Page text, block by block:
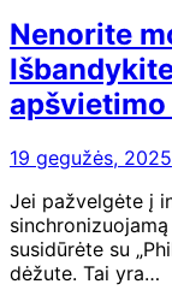
Nenorite
19 gegužės, 2025
Jei pažvelgėte į
susidūrėte su
dėžute. Tai yra…